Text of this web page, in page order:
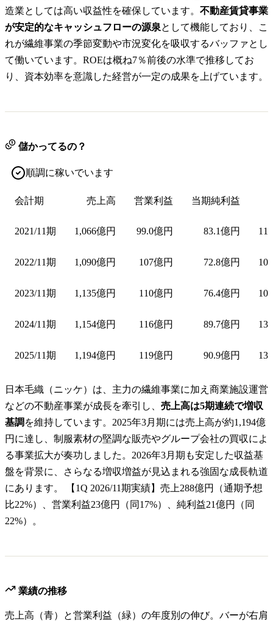
造業としては高い収益性を確保しています。 不動産賃貸事業
が安定的なキャッシュフローの源泉として機能しており、こ
れが繊維事業の季節変動や市況変化を吸収するバッファとし
て働いています。ROEは概ね7％前後の水準で推移してお
り、資本効率を意識した経営が一定の成果を上げています。
儲かってるの？
順調に稼いでいます
会計期 売上高 営業利益 当期純利益
2021/11期 1,066億円 99.0億円 83.1億円
2022/11期 1,090億円 107億円 72.8億円
2023/11期 1,135億円 110億円 76.4億円
2024/11期 1,154億円 116億円 89.7億円
2025/11期 1,194億円 119億円 90.9億円
日本毛織（ニッケ）は、主力の繊維事業に加え商業施設運営
などの不動産事業が成長を牽引し、 売上高は5期連続で増収
基調 を維持しています。2025年3月期には売上高が約1,194億
円に達し、制服素材の堅調な販売やグループ会社の買収によ
る事業拡大が奏功しました。2026年3月期も安定した収益基
盤を背景に、さらなる増収増益が見込まれる強固な成長軌道
にあります。 【1Q 2026/11期実績】売上288億円（通期予想
比22%）、営業利益23億円（同17%）、純利益21億円（同
22%）。
業績の推移
売上高（青）と営業利益（緑）の年度別の伸び。バーが右肩